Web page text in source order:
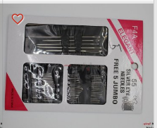
favorite_border